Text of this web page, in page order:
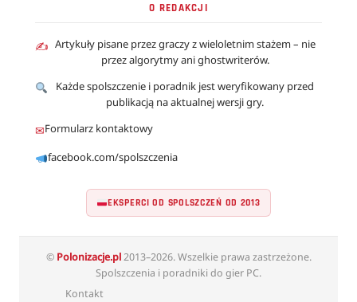
O REDAKCJI
✍ Artykuły pisane przez graczy z wieloletnim stażem – nie
przez algorytmy ani ghostwriterów.
Każde spolszczenie i poradnik jest weryfikowany przed
publikacją na aktualnej wersji gry.
✉Formularz kontaktowy
facebook.com/spolszczenia
EKSPERCI OD SPOLSZCZEŃ OD 2013
© Polonizacje.pl2013–2026. Wszelkie prawa zastrzeżone.
Spolszczenia i poradniki do gier PC.
Kontakt